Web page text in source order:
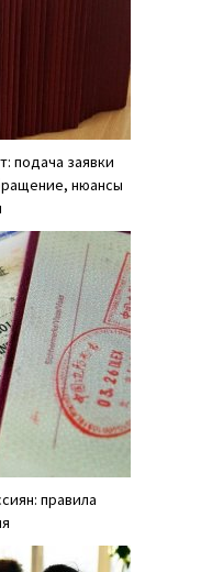
подача заявки
нюансы
правила